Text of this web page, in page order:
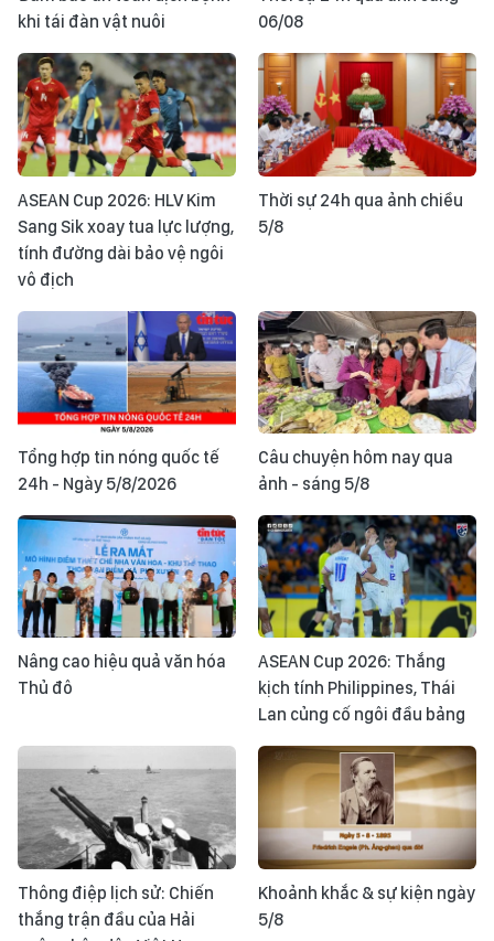
khi tái đàn vật nuôi
06/08
ASEAN Cup 2026: HLV Kim
Sang Sik xoay tua lực lượng,
tính đường dài bảo vệ ngôi
vô địch
Thời sự 24h qua ảnh chiều
5/8
Tổng hợp tin nóng quốc tế
24h - Ngày 5/8/2026
Câu chuyện hôm nay qua
ảnh - sáng 5/8
Nâng cao hiệu quả văn hóa
Thủ đô
ASEAN Cup 2026: Thắng
kịch tính Philippines, Thái
Lan củng cố ngôi đầu bảng
Thông điệp lịch sử: Chiến
thắng trận đầu của Hải
Khoảnh khắc & sự kiện ngày
5/8